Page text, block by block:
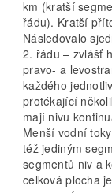
km (kratší
řádu). Kratší
Následovalo
2. řádu – zvlášť
pravo- a
každého
protékající
mají nivu
Menší vodní
též jediným
segmentů niv a
celková plocha